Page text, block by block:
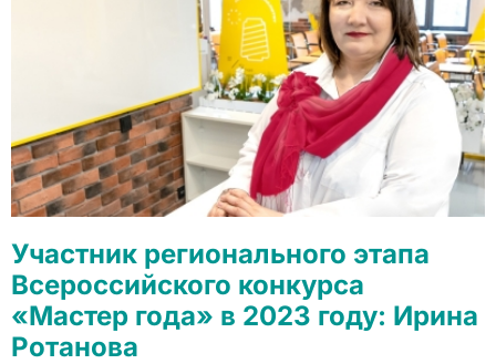
Участник регионального этапа
Всероссийского конкурса
«Мастер года» в 2023 году: Ирина
Ротанова